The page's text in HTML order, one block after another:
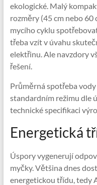
ekologické. Malý
rozměry (45 cm nebo 60
mycího cyklu
třeba vzít v úvahu
elektřinu. Ale navzdory
řešení.
Průměrná spotřeba
standardním režimu dle
technické specifikaci
Energetická
Úspory vygenerují
myčky. Většina dnes
energetickou třídu, tedy